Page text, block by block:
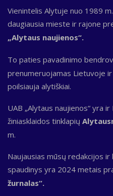
Vienintelis Alytuje nuo 1989
daugiausia mieste ir rajone
„Alytaus naujienos“.
To paties pavadinimo
prenumeruojamas Lietuvoje
poilsiauja alytiškiai.
UAB „Alytaus naujienos“ yra
žiniasklaidos tinklapių
m.
Naujausias mūsų redakcijos
spaudinys yra 2024 metais
žurnalas“.